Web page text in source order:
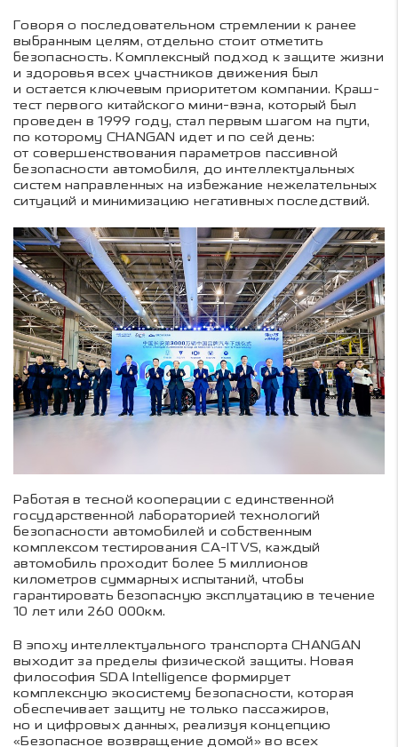
Говоря о последовательном стремлении к ранее
выбранным целям, отдельно стоит отметить
безопасность. Комплексный подход к защите жизни
и здоровья всех участников движения был
и остается ключевым приоритетом компании. Краш-
тест первого китайского мини-вэна, который был
проведен в 1999 году, стал первым шагом на пути,
по которому CHANGAN идет и по сей день:
от совершенствования параметров пассивной
безопасности автомобиля, до интеллектуальных
систем направленных на избежание нежелательных
ситуаций и минимизацию негативных последствий.
Работая в тесной кооперации с единственной
государственной лабораторией технологий
безопасности автомобилей и собственным
комплексом тестирования CA-ITVS, каждый
автомобиль проходит более 5 миллионов
километров суммарных испытаний, чтобы
гарантировать безопасную эксплуатацию в течение
10 лет или 260 000км.
В эпоху интеллектуального транспорта CHANGAN
выходит за пределы физической защиты. Новая
философия SDA Intelligence формирует
комплексную экосистему безопасности, которая
обеспечивает защиту не только пассажиров,
но и цифровых данных, реализуя концепцию
«Безопасное возвращение домой» во всех